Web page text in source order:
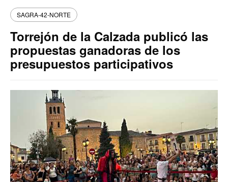
SAGRA-42-NORTE
Torrejón de la Calzada publicó las
propuestas ganadoras de los
presupuestos participativos